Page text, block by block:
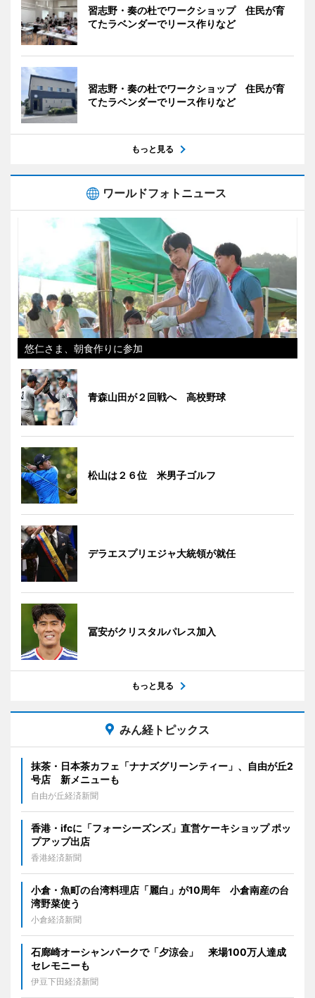
習志野・奏の杜でワークショップ 住民が育
てたラベンダーでリース作りなど
習志野・奏の杜でワークショップ 住民が育
てたラベンダーでリース作りなど
もっと見る
ワールドフォトニュース
悠仁さま、朝食作りに参加
青森山田が２回戦へ 高校野球
松山は２６位 米男子ゴルフ
デラエスプリエジャ大統領が就任
冨安がクリスタルパレス加入
もっと見る
みん経トピックス
抹茶・日本茶カフェ「ナナズグリーンティー」、自由が丘2
号店 新メニューも
自由が丘経済新聞
香港・ifcに「フォーシーズンズ」直営ケーキショップ ポッ
プアップ出店
香港経済新聞
小倉・魚町の台湾料理店「麗白」が10周年 小倉南産の台
湾野菜使う
小倉経済新聞
石廊崎オーシャンパークで「夕涼会」 来場100万人達成
セレモニーも
伊豆下田経済新聞